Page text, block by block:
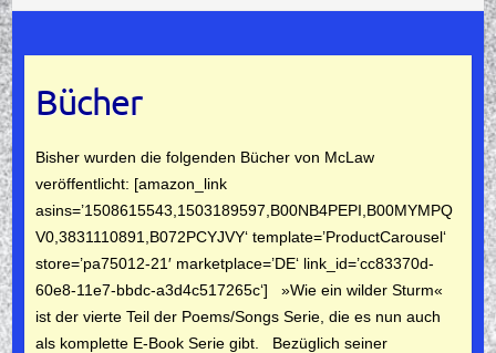
Bücher
Bisher wurden die folgenden Bücher von McLaw
veröffentlicht: [amazon_link
asins=’1508615543,1503189597,B00NB4PEPI,B00MYMPQ
V0,3831110891,B072PCYJVY‘ template=’ProductCarousel‘
store=’pa75012-21′ marketplace=’DE‘ link_id=’cc83370d-
60e8-11e7-bbdc-a3d4c517265c‘] »Wie ein wilder Sturm«
ist der vierte Teil der Poems/Songs Serie, die es nun auch
als komplette E-Book Serie gibt. Bezüglich seiner